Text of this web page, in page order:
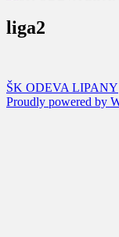
liga2
ŠK ODEVA LIPANY
Proudly powered by